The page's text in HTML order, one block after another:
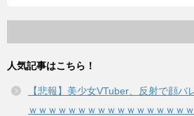
人気記事はこちら！
【悲報】美少女VTuber、反射で顔バ
ｗｗｗｗｗｗｗｗｗｗｗｗｗｗｗｗ